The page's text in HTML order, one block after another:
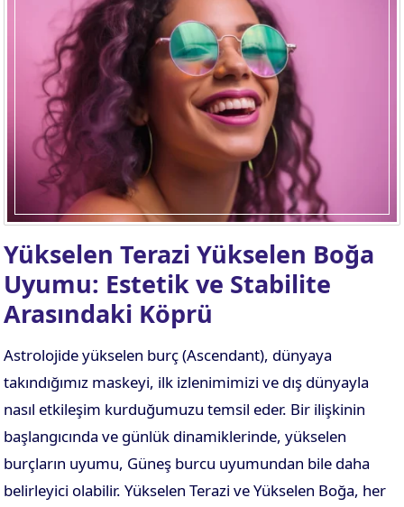
Yükselen Terazi Yükselen Boğa
Uyumu: Estetik ve Stabilite
Arasındaki Köprü
Astrolojide yükselen burç (Ascendant), dünyaya
takındığımız maskeyi, ilk izlenimimizi ve dış dünyayla
nasıl etkileşim kurduğumuzu temsil eder. Bir ilişkinin
başlangıcında ve günlük dinamiklerinde, yükselen
burçların uyumu, Güneş burcu uyumundan bile daha
belirleyici olabilir. Yükselen Terazi ve Yükselen Boğa, her